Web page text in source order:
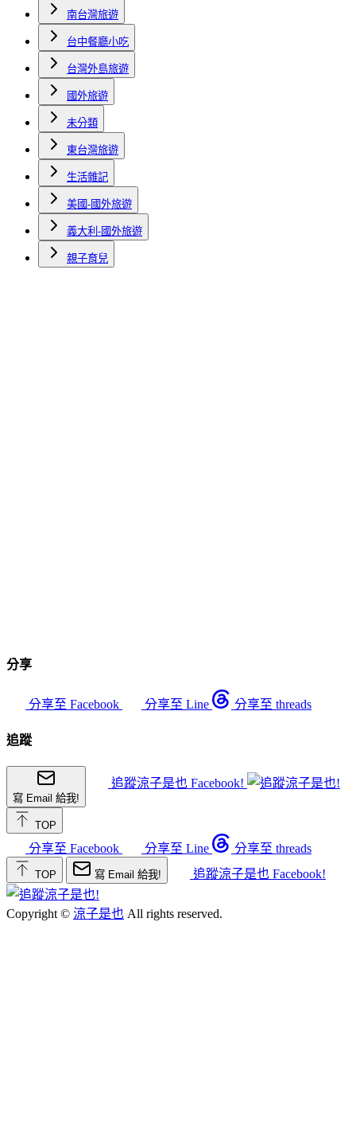
南台灣旅遊
台中餐廳小吃
台灣外島旅遊
國外旅遊
未分類
東台灣旅遊
生活雜記
美國-國外旅遊
義大利-國外旅遊
親子育兒
分享
分享至 Facebook 分享至 Line 分享至 threads
追蹤
寫 Email 給我!
追蹤涼子是也 Facebook!
TOP
分享至 Facebook 分享至 Line 分享至 threads
TOP 寫 Email 給我! 追蹤涼子是也 Facebook!
Copyright © 涼子是也 All rights reserved.